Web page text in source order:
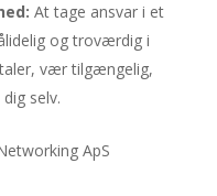
At tage ansvar i et
og troværdig i
vær tilgængelig,
selv.
ApS